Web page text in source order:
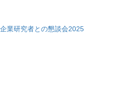
業研究者との懇談会2025